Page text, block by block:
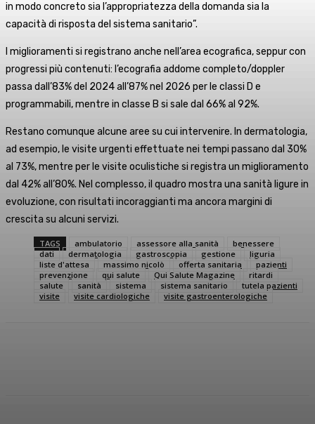
in modo concreto sia l’appropriatezza della domanda sia la
capacità di risposta del sistema sanitario”.
I miglioramenti si registrano anche nell’area ecografica, seppur con
progressi più contenuti: l’ecografia addome completo/doppler
passa dall’83% del 2024 all’87% nel 2026 per le classi D e
programmabili, mentre in classe B si sale dal 66% al 92%.
Restano comunque alcune aree su cui intervenire. In dermatologia,
ad esempio, le visite urgenti effettuate nei tempi passano dal 30%
al 73%, mentre per le visite oculistiche si registra un miglioramento
dal 42% all’80%. Nel complesso, il quadro mostra una sanità ligure in
evoluzione, con risultati incoraggianti ma ancora margini di
crescita su alcuni servizi.
TAGS ambulatorio assessore alla sanità
benessere
dati
dermatologia gastroscopia gestione
liguria
liste d'attesa
massimo nicolò offerta sanitaria
pazienti
prevenzione
qui salute Qui Salute Magazine
ritardi
salute
sanità sistema sistema sanitario
tutela pazienti
visite
visite cardiologiche visite gastroenterologiche